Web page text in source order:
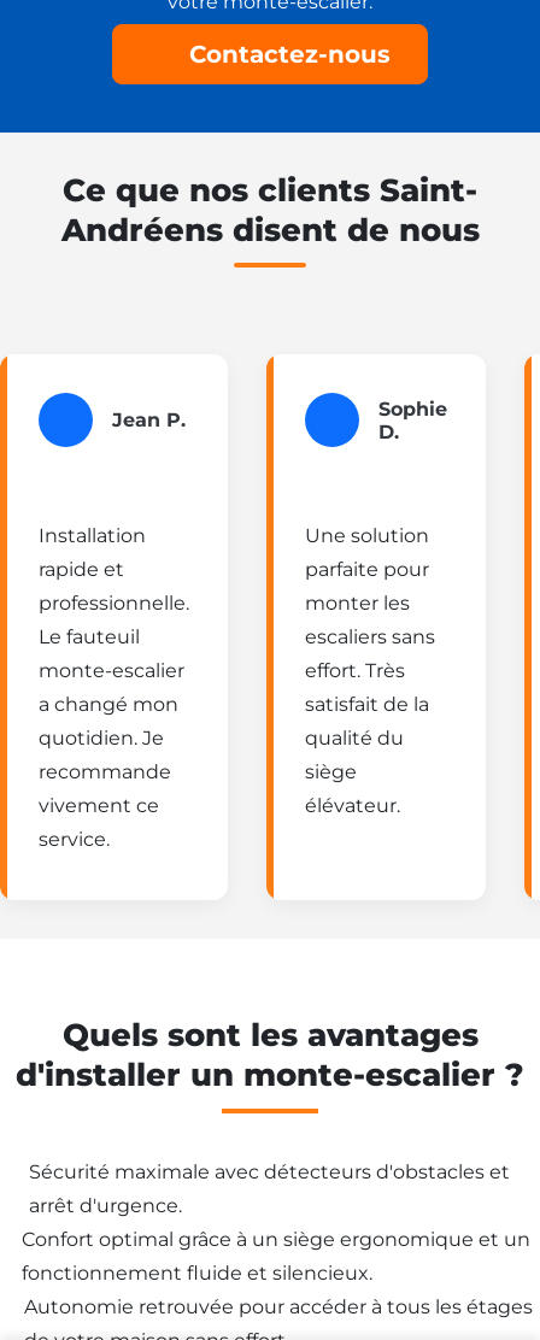
Contactez-nous
Ce que nos clients Saint-
Andréens disent de nous
Jean P.
Installation
rapide et
professionnelle.
Le fauteuil
monte-escalier
a changé mon
quotidien. Je
recommande
vivement ce
service.
Sophie
D.
Une solution
parfaite pour
monter les
escaliers sans
effort. Très
satisfait de la
qualité du
siège
élévateur.
Quels sont les avantages
d'installer un monte-escalier ?
Sécurité maximale avec détecteurs d'obstacles et
arrêt d'urgence.
Confort optimal grâce à un siège ergonomique et un
fonctionnement fluide et silencieux.
Autonomie retrouvée pour accéder à tous les étages
Besoin d'un